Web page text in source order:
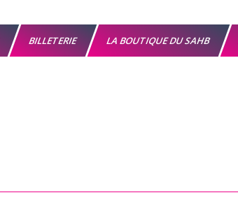
BILLETERIE LA BOUTIQUE DU SAHB